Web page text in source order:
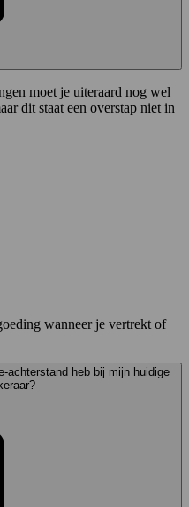
moet je uiteraard nog wel
dit staat een overstap niet in
wanneer je vertrekt of
achterstand heb bij mijn huidige